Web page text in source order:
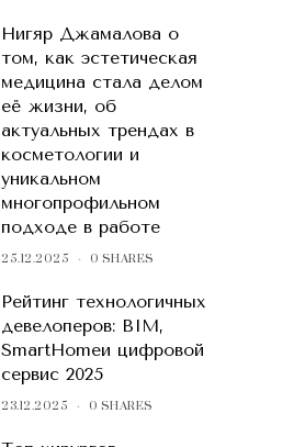
Нигяр Джамалова о
том, как эстетическая
медицина стала делом
её жизни, об
актуальных трендах в
косметологии и
уникальном
многопрофильном
подходе в работе
25.12.2025 0 SHARES
Рейтинг технологичных
девелоперов: BIM,
SmartHomeи цифровой
сервис 2025
23.12.2025 0 SHARES